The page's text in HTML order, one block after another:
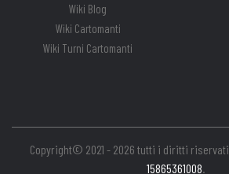
Wiki Blog
Wiki Cartomanti
Wiki Turni Cartomanti
Copyright© 2021 - 2026 tutti i diritti riservati
15865361008.